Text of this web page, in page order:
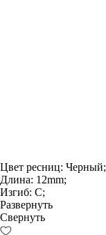
Цвет ресниц: Черный;
Длина: 12mm;
Изгиб: С;
Развернуть
Свернуть